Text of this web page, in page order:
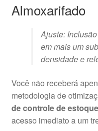
Almoxarifado
Ajuste:
em mais um
densidade e
Você não receberá
metodologia de
de controle de
acesso imediato a um